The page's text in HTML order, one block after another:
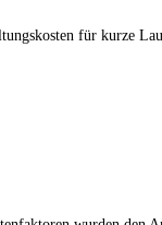
für kurze